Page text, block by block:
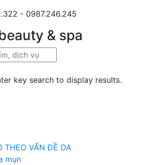
- 0987.246.245
& spa
key search to display results.
THEO VẤN ĐỀ DA
mụn